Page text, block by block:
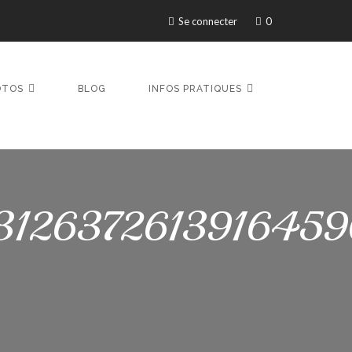
Se connecter 0
BLOG INFOS PRATIQUES